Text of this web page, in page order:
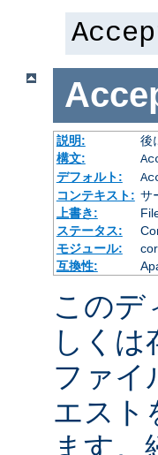
説明:
後
構文:
デフォルト:
コンテキスト: サ
上書き:
ステータス:
モジュール:
互換性:
このデ
しく
ファイ
エスト
ます